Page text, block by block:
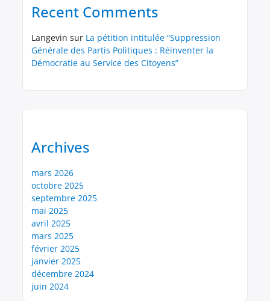
Recent Comments
Langevin sur La pétition intitulée “Suppression
Générale des Partis Politiques : Réinventer la
Démocratie au Service des Citoyens”
Archives
mars 2026
octobre 2025
septembre 2025
mai 2025
avril 2025
mars 2025
février 2025
janvier 2025
décembre 2024
juin 2024